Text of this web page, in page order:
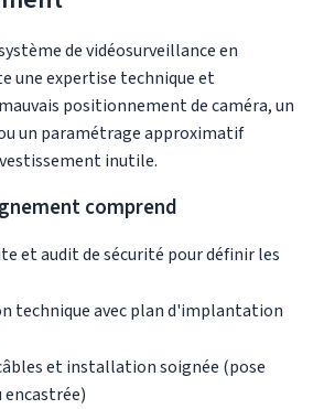
de vidéosurveillance en
une expertise technique et
positionnement de caméra, un
un paramétrage approximatif
inutile.
comprend
et audit de sécurité pour définir les
technique avec plan d'implantation
et installation soignée (pose